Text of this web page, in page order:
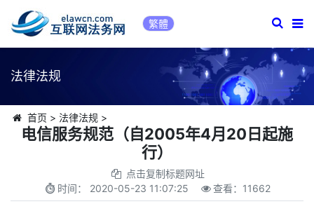
繁體
法律法规
首页 > 法律法规 >
电信服务规范（自2005年4月20日起施
行）
点击复制标题网址
时间： 2020-05-23 11:07:25 查看： 11662